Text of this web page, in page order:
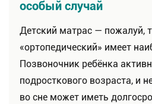
особый случай
Детский матрас — пожалуй,
«ортопедический» имеет
Позвоночник ребёнка
подросткового возраста, и
во сне может иметь